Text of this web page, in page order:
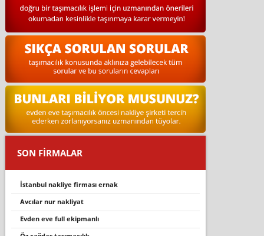
SON FİRMALAR
i̇stanbul nakli̇ye fi̇rmasi ernak
avcilar nur nakli̇yat
evden eve full ekipmanlı